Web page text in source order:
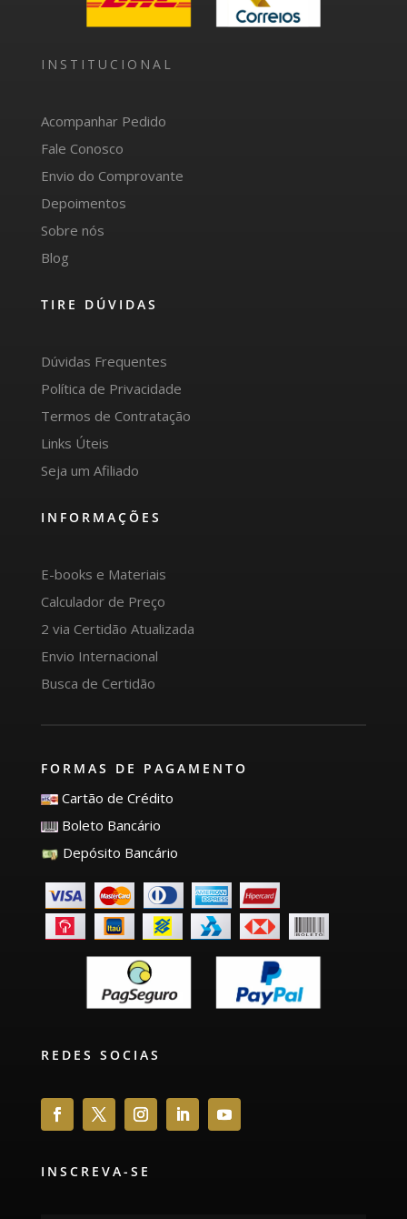
INSTITUCIONAL
Acompanhar Pedido
Fale Conosco
Envio do Comprovante
Depoimentos
Sobre nós
Blog
TIRE DÚVIDAS
Dúvidas Frequentes
Política de Privacidade
Termos de Contratação
Links Úteis
Seja um Afiliado
INFORMAÇÕES
E-books e Materiais
Calculador de Preço
2 via Certidão Atualizada
Envio Internacional
Busca de Certidão
FORMAS DE PAGAMENTO
Cartão de Crédito
Boleto Bancário
Depósito Bancário
REDES SOCIAS
INSCREVA-SE